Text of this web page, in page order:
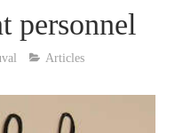
personnel
Articles